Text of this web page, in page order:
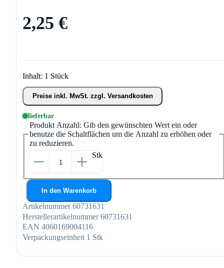
2,25 €
Inhalt: 1 Stück
Preise inkl. MwSt. zzgl. Versandkosten
lieferbar
Produkt Anzahl: Gib den gewünschten Wert ein oder
benutze die Schaltflächen um die Anzahl zu erhöhen oder
zu reduzieren.
Stk
In den Warenkorb
Artikelnummer 60731631
Herstellerartikelnummer 60731631
EAN 4060169004116
Verpackungseinheit 1 Stk